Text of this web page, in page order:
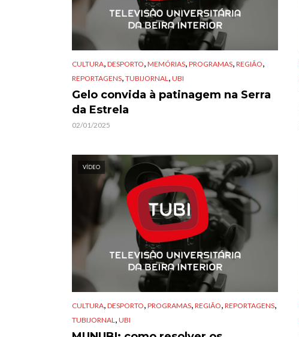
CULTURA, DESPORTO, MEMÓRIAS, PROGRAMAS, REGIÃO,
REPORTAGENS TUBIJORNAL UBI
Gelo convida à patinagem na Serra
da Estrela
02/01/2025
VÍDEO
CULTURA, DESPORTO, PROGRAMAS, REGIÃO, REPORTAGENS,
TUBIJORNAL , UBI